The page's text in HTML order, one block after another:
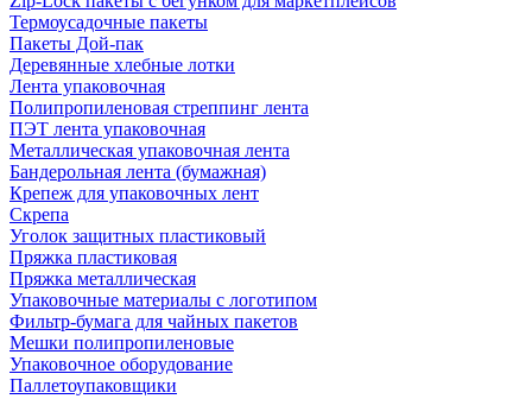
Термоусадочные пакеты
Пакеты Дой-пак
Деревянные хлебные лотки
Лента упаковочная
Полипропиленовая стреппинг лента
ПЭТ лента упаковочная
Металлическая упаковочная лента
Бандерольная лента (бумажная)
Крепеж для упаковочных лент
Скрепа
Уголок защитных пластиковый
Пряжка пластиковая
Пряжка металлическая
Упаковочные материалы с логотипом
Фильтр-бумага для чайных пакетов
Мешки полипропиленовые
Упаковочное оборудование
Паллетоупаковщики